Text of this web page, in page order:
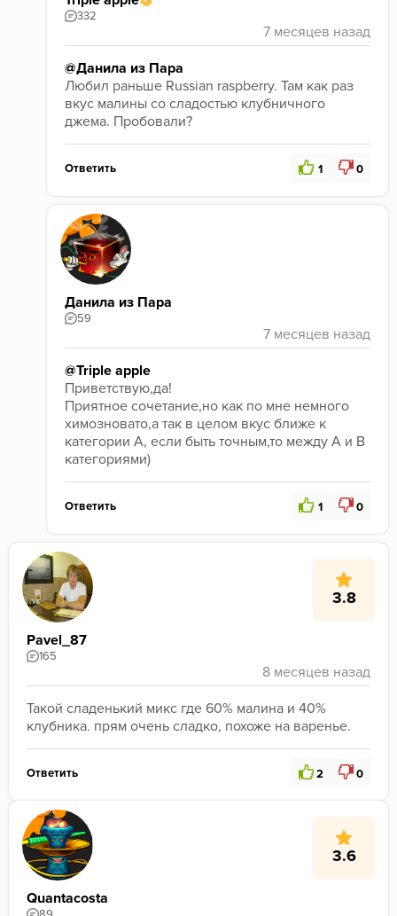
332
@Данила из Пара
Любил раньше Russian raspberry. Там как раз
вкус малины со сладостью клубничного
джема. Пробовали?
Ответить 1 0
Данила из Пара
59
@Triple apple
Приветствую,да!
Приятное сочетание,но как по мне немного
химозновато,а так в целом вкус ближе к
категории А, если быть точным,то между А и В
категориями)
Ответить 1 0
3.8
Pavel_87
165
Такой сладенький микс где 60% малина и 40%
клубника. прям очень сладко, похоже на варенье.
Ответить 2 0
3.6
Quantacosta